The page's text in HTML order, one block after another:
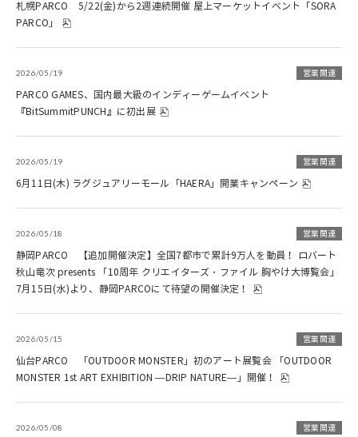
札幌PARCO 5/22(金)から2週連続開催 屋上マーケットイベント「SORA
PARCO」
2026/05/19 営業関連
PARCO GAMES、国内最大級のインディーゲームイベント
『BitSummitPUNCH』に初出展
2026/05/19 営業関連
6月11日(木) ラグジュアリーモール「HAERA」開業キャンペーン
2026/05/18 営業関連
静岡PARCO 【追加開催決定】全国7都市で累計9万人を動員！ ロバート
秋山竜次 presents​ 「10周年 クリエイターズ・ファイル 胸やけ大博覧会」
7月15日(水)より、静岡PARCOにて待望の開催決定！
2026/05/15 営業関連
仙台PARCO 「OUTDOOR MONSTER」初のアート展覧会 「OUTDOOR
MONSTER 1st ART EXHIBITION —DRIP NATURE—」開催！
2026/05/08 営業関連